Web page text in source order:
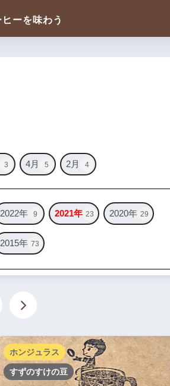
3 4月 5 2月 4
2022年 9 2021年 23 2020年 29
2015年 73
ホンジュラス
すずのすけの豆